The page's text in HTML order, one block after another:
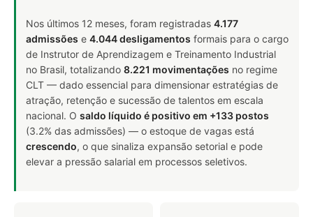
Nos últimos 12 meses, foram registradas 4.177
admissões e 4.044 desligamentos formais para o cargo
de Instrutor de Aprendizagem e Treinamento Industrial
no Brasil, totalizando 8.221 movimentações no regime
CLT — dado essencial para dimensionar estratégias de
atração, retenção e sucessão de talentos em escala
nacional. O saldo líquido é positivo em +133 postos
(3.2% das admissões) — o estoque de vagas está
crescendo, o que sinaliza expansão setorial e pode
elevar a pressão salarial em processos seletivos.